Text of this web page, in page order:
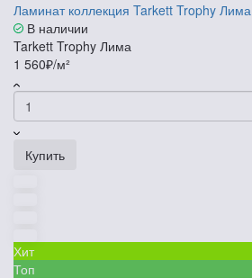
Ламинат коллекция Tarkett Trophy Лима
В наличии
Tarkett Trophy Лима
1 560₽/м²
Купить
Хит
Топ